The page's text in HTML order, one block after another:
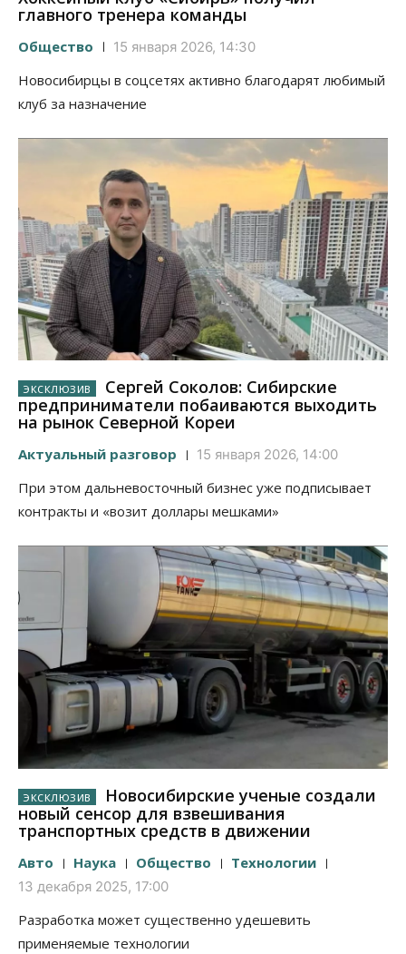
главного тренера команды
Общество 15 января 2026, 14:30
Новосибирцы в соцсетях активно благодарят любимый
клуб за назначение
Сергей Соколов: Сибирские
предприниматели побаиваются выходить
на рынок Северной Кореи
Актуальный разговор 15 января 2026, 14:00
При этом дальневосточный бизнес уже подписывает
контракты и «возит доллары мешками»
Новосибирские ученые создали
новый сенсор для взвешивания
транспортных средств в движении
Авто Наука Общество Технологии
13 декабря 2025, 17:00
Разработка может существенно удешевить
применяемые технологии